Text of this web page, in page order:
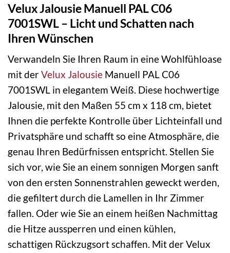
Velux Jalousie Manuell PAL C06
7001SWL – Licht und Schatten nach
Ihren Wünschen
Verwandeln Sie Ihren Raum in eine Wohlfühloase
mit derVelux Jalousie Manuell PAL C06
7001SWL in elegantem Weiß. Diese hochwertige
Jalousie, mit den Maßen 55 cm x 118 cm, bietet
Ihnen die perfekte Kontrolle über Lichteinfall und
Privatsphäre und schafft so eine Atmosphäre, die
genau Ihren Bedürfnissen entspricht. Stellen Sie
sich vor, wie Sie an einem sonnigen Morgen sanft
von den ersten Sonnenstrahlen geweckt werden,
die gefiltert durch die Lamellen in Ihr Zimmer
fallen. Oder wie Sie an einem heißen Nachmittag
die Hitze aussperren und einen kühlen,
schattigen Rückzugsort schaffen. Mit der Velux